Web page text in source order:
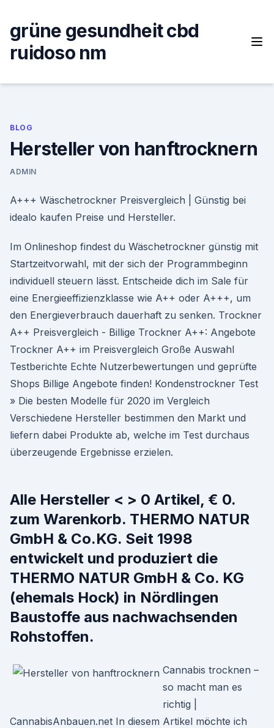
content
grüne gesundheit cbd
ruidoso nm
BLOG
Hersteller von hanftrocknern
ADMIN
A+++ Wäschetrockner Preisvergleich | Günstig bei
idealo kaufen Preise und Hersteller.
Im Onlineshop findest du Wäschetrockner günstig mit
Startzeitvorwahl, mit der sich der Programmbeginn
individuell steuern lässt. Entscheide dich im Sale für
eine Energieeffizienzklasse wie A++ oder A+++, um
den Energieverbrauch dauerhaft zu senken. Trockner
A++ Preisvergleich - Billige Trockner A++: Angebote
Trockner A++ im Preisvergleich Große Auswahl
Testberichte Echte Nutzerbewertungen und geprüfte
Shops Billige Angebote finden! Kondenstrockner Test
» Die besten Modelle für 2020 im Vergleich
Verschiedene Hersteller bestimmen den Markt und
liefern dabei Produkte ab, welche im Test durchaus
überzeugende Ergebnisse erzielen.
Alle Hersteller < > 0 Artikel, € 0.
zum Warenkorb. THERMO NATUR
GmbH & Co.KG. Seit 1998
entwickelt und produziert die
THERMO NATUR GmbH & Co. KG
(ehemals Hock) in Nördlingen
Baustoffe aus nachwachsenden
Rohstoffen.
Cannabis trocknen –
so macht man es
richtig |
CannabisAnbauen.net In diesem Artikel möchte ich